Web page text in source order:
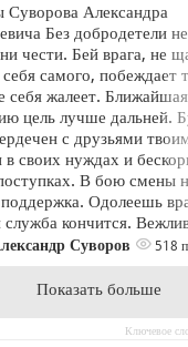
Суворова Александра
Без добродетели
чести. Бей врага, не
самого, побеждает
себя жалеет.
цель лучше дальней.
с друзьями
своих нуждах и
В бою смены
поддержка. Одолеешь
служба кончится.
Суворов 518
Показать больше
Ключевое